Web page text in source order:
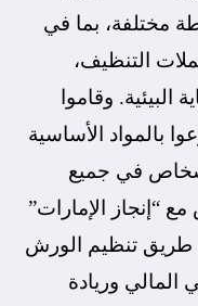
مختلفة، بما في
التنظيف،
البيئية. وقاموا
بالمواد الأساسية
في جميع
“إنجاز الإمارات”
طريق تنظيم الورش
وريادة